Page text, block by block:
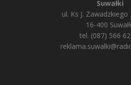
Suwałki
ul. Ks J. Zawadzkiego
16-400
tel. (087) 566